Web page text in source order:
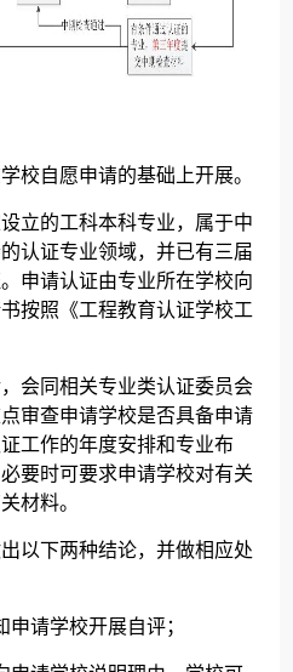
自愿申请的基础上开展。
的工科本科专业，属于中
认证专业领域，并已有三届
申请认证由专业所在学校向
按照《工程教育认证学校工
同相关专业类认证委员会
审查申请学校是否具备申请
工作的年度安排和专业布
要时可要求申请学校对有关
材料。
下两种结论，并做相应处
请学校开展自评；